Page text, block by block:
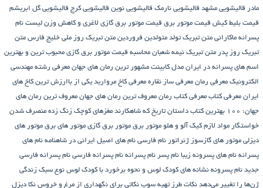
مادر قالیشویی مشهد قالیشویی نارمک قالیشویی نوین قالیشویی کرج قالیشویی گل ابریشم
قیمت بلیط کیش قیمت موتور برق قیمت موتور برق گازی لاغری و کاهش وزن لیست نام
پسرانه ماکارانی متن تبریک تولد متولدین فروردین متن تبریک روز ملی خلیج فارس متن
تبریک روز پدر متن تبریک نیمه شعبان محاسبه قیمت موتور برق گازی محبوب ترین و بهترین
اسم های پسرانه در ایران مدل کابینت مشهور ترین رمان های جهان معرفی رشته مهندسی
الکترونیک معرفی رمان معرفی ساز نقاره معرفی کاخ مروارید یکی از باارزش ترین کاخ های
ایران معرفی کتاب معرفی کتاب رمان معروف ترین رمان های جهان معروف ترین رمان های
جهان: ۱۰۰ بهترین کتاب داستان تاریخ که شاهکارند
مغزهای کوچک زنگ زده منصرف شدن
خواستگار مواد لازم کیک آلو و هلو موتور برق موتور برق گازی موتور های برق موتور های
دیزلی موتور های گازسوز ژنراتور نام فارسی نام های اصیل ایرانی در شاهنامه نام های
پسرانه نام های پسرونه زیبا نام پسر نام پسرانه نام پسرانه فارسی نام پسرانه فارسی
جدید نام پسرونه نشانه های کودک لوس و نحوه برخورد با کودک لوس نوع سبک زندگی
ژن‌ها را تغییر می‌دهد نکات طرز تهیه سوپ نکاتی برای نگهداری از مرغ و خروس نکا دیزل